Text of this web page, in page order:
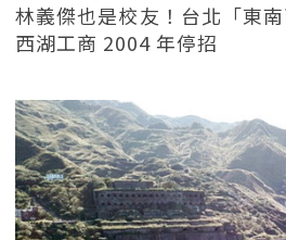
林義傑也是校友！台北「東
西湖工商 2004 年停招